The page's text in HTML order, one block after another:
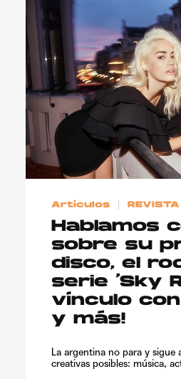
Artículos REVISTA
Hablamos
sobre su
disco, el
serie ‘Sky
vínculo
y más!
La argentina no para y sigue
creativas posibles: música,